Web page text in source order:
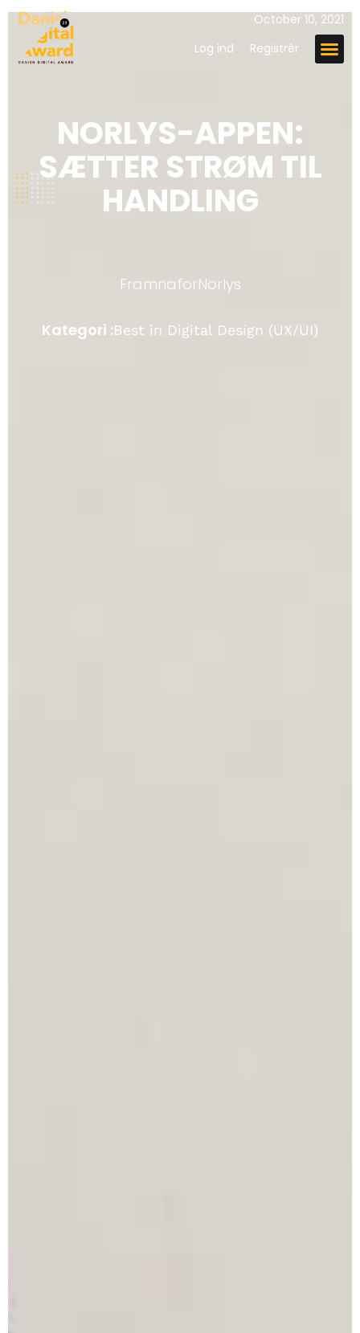
October 10, 2021
Log ind
Registrér
NORLYS-APPEN:
SÆTTER STRØM TIL
HANDLING
FramnaforNorlys
Kategori :Best in Digital Design (UX/UI)